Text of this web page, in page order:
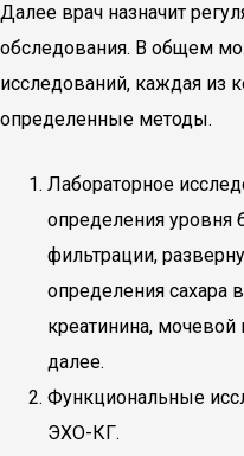
Далее врач назначит
обследования. В общем
исследований, каждая из
определенные методы.
Лабораторное
определения уровня
фильтрации,
определения сахара
креатинина, мочевой
далее.
Функциональные
ЭХО-КГ.